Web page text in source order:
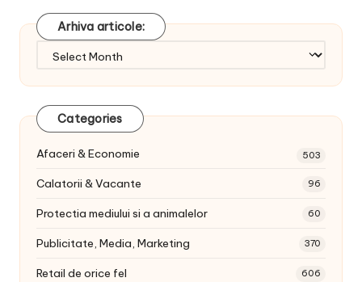
Arhiva articole:
Categories
Afaceri & Economie 503
Calatorii & Vacante 96
Protectia mediului si a animalelor 60
Publicitate, Media, Marketing 370
Retail de orice fel 606